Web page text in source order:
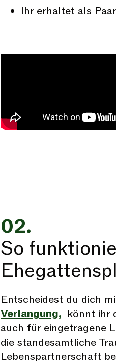
Ihr erhaltet als
02.
So
Entscheidest du dich
Verlangung, könnt ihr
auch für eingetragene
die standesamtliche
Lebenspartnerschaft